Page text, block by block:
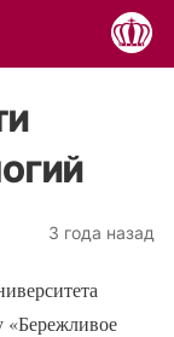
3 года назад
«Бережливое